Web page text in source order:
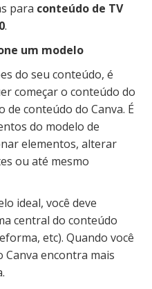
para conteúdo de TV
.
um modelo
do seu conteúdo, é
começar o conteúdo do
conteúdo do Canva. É
do modelo de
elementos, alterar
ou até mesmo
ideal, você deve
central do conteúdo
etc). Quando você
Canva encontra mais